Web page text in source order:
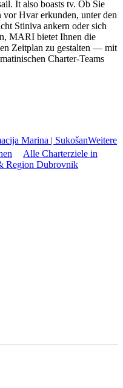
It also boasts tv. Ob Sie
vor Hvar erkunden, unter den
Stiniva ankern oder sich
MARI bietet Ihnen die
Zeitplan zu gestalten — mit
Charter-Teams
Marina | SukošanWeitere
Alle Charterziele in
Region Dubrovnik